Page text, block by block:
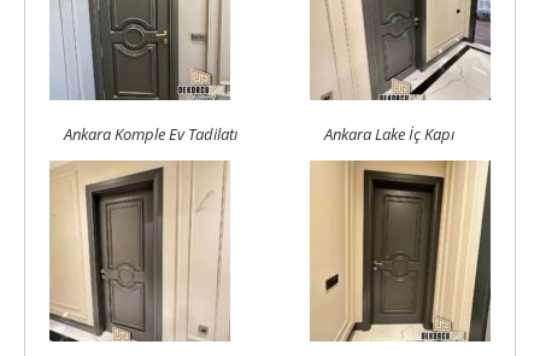
Ankara Komple Ev Tadilatı Ankara Lake İç Kapı